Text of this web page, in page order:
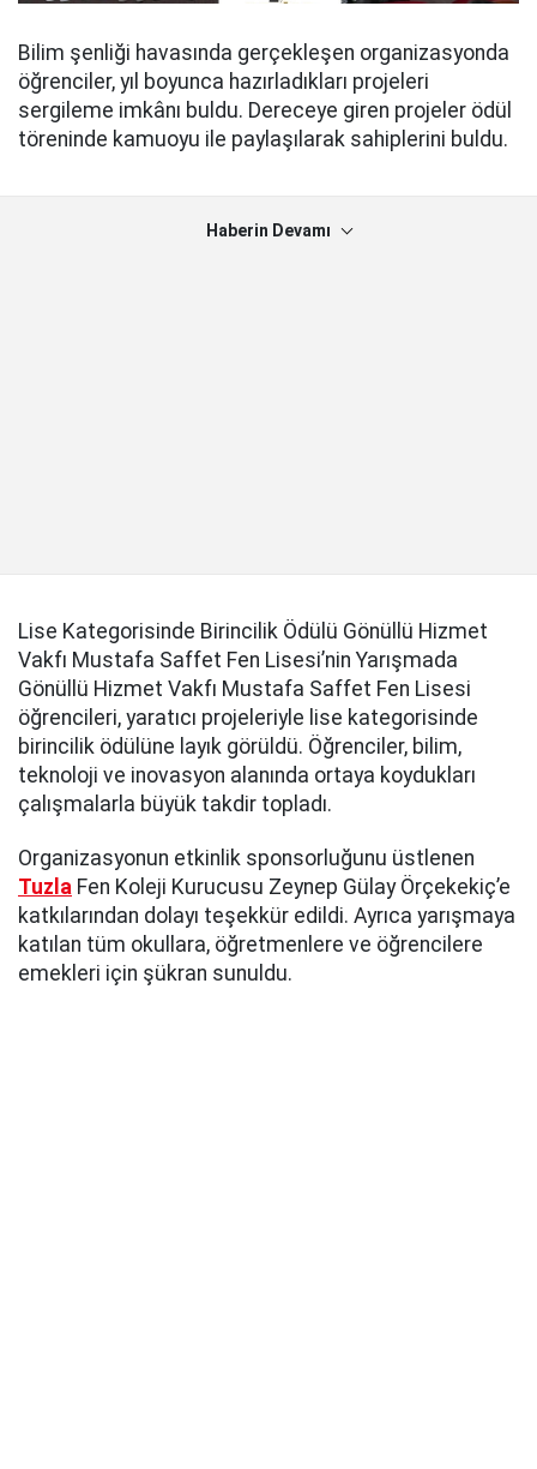
Bilim şenliği havasında gerçekleşen organizasyonda
öğrenciler, yıl boyunca hazırladıkları projeleri
sergileme imkânı buldu. Dereceye giren projeler ödül
töreninde kamuoyu ile paylaşılarak sahiplerini buldu.
Haberin Devamı
Lise Kategorisinde Birincilik Ödülü Gönüllü Hizmet
Vakfı Mustafa Saffet Fen Lisesi’nin Yarışmada
Gönüllü Hizmet Vakfı Mustafa Saffet Fen Lisesi
öğrencileri, yaratıcı projeleriyle lise kategorisinde
birincilik ödülüne layık görüldü. Öğrenciler, bilim,
teknoloji ve inovasyon alanında ortaya koydukları
çalışmalarla büyük takdir topladı.
Organizasyonun etkinlik sponsorluğunu üstlenen
Tuzla Fen Koleji Kurucusu Zeynep Gülay Örçekekiç’e
katkılarından dolayı teşekkür edildi. Ayrıca yarışmaya
katılan tüm okullara, öğretmenlere ve öğrencilere
emekleri için şükran sunuldu.